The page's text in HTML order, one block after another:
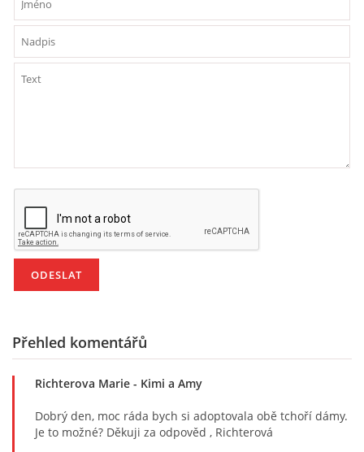
CESTOVÁNÍ S FRETKOU
JEDNA ČÍ VÍCE FRETEK?
PODPORA
E - S H O P
VÝROČNÍ ZPRÁVY
Přehled komentářů
Richterova Marie - Kimi a Amy
Dobrý den, moc ráda bych si adoptovala obě tchoří dámy.
Je to možné? Děkuji za odpověd , Richterová